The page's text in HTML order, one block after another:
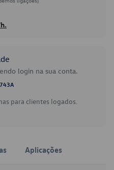
login na sua conta.
para clientes logados.
Aplicações